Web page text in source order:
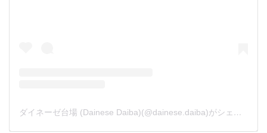
ダイネーゼ台場 (Dainese Daiba)(@dainese.daiba)がシェアした投稿